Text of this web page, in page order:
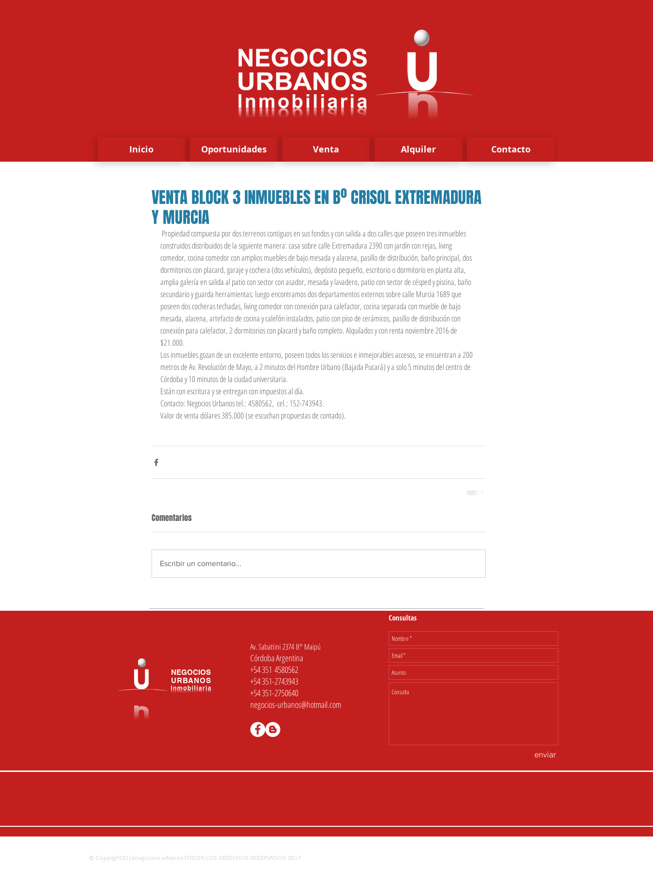
Inicio Oportunidades Venta Alquiler Contacto
VENTA BLOCK 3 INMUEBLES EN Bº CRISOL EXTREMADURA
Y MURCIA
construidos distribuidos de la siguiente manera: casa sobre calle Extremadura 2390 con jardín con rejas, living
comedor, cocina comedor con amplios muebles de bajo mesada y alacena, pasillo de distribución, baño principal, dos
dormitorios con placard, garaje y cochera (dos vehículos), depósito pequeño, escritorio o dormitorio en planta alta,
amplia galería en salida al patio con sector con asador, mesada y lavadero, patio con sector de césped y piscina, baño
secundario y guarda herramientas; luego encontramos dos departamentos externos sobre calle Murcia 1689 que
poseen dos cocheras techadas, living comedor con conexión para calefactor, cocina separada con mueble de bajo
mesada, alacena, artefacto de cocina y calefón instalados, patio con piso de cerámicos, pasillo de distribución con
conexión para calefactor, 2 dormitorios con placard y baño completo. Alquilados y con renta noviembre 2016 de
$21.000.
Los inmuebles gozan de un excelente entorno, poseen todos los servicios e inmejorables accesos, se encuentran a 200
metros de Av. Revolución de Mayo, a 2 minutos del Hombre Urbano (Bajada Pucará) y a solo 5 minutos del centro de
Córdoba y 10 minutos de la ciudad universitaria.
Están con escritura y se entregan con impuestos al día.
Contacto: Negocios Urbanos tel.: 4580562,  cel.: 152-743943.
Valor de venta dólares 385.000 (se escuchan propuestas de contado).
Comentarios
Escribir un comentario...
Consultas
NEGOCIOS
URBANOS
Av. Sabattini 2374 B° Maipú
Córdoba Argentina
+54 351 4580562
+54 351-2743943
+54 351-2750640
negocios-urbanos@hotmail.com
enviar
© Copyright2016negocios urbanos TODOS LOS DERECHOS RESERVADOS 2017